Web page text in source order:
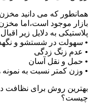
همانطور که می دانید
بازار موجود است،اما
پلاستیکی به دلایل زیر
• سهولت در شستشو و
• عدم زنگ زدگی
• حمل و نقل آسان
• وزن کمتر نسبت به نمونه
بهترین روش برای نظافت
چیست؟